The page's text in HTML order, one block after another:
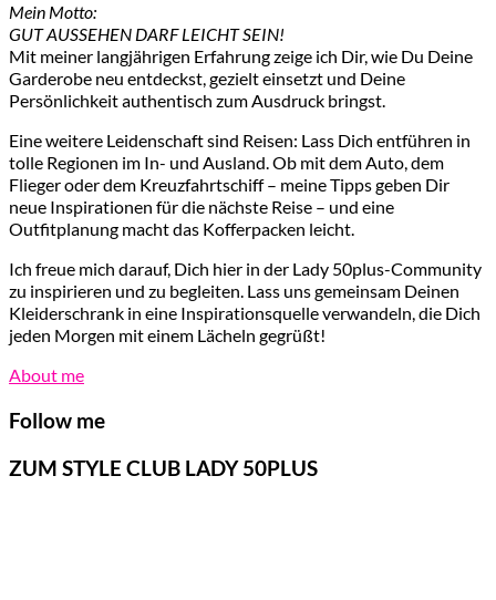
Mein Motto:
GUT AUSSEHEN DARF LEICHT SEIN!
Mit meiner langjährigen Erfahrung zeige ich Dir, wie Du Deine
Garderobe neu entdeckst, gezielt einsetzt und Deine
Persönlichkeit authentisch zum Ausdruck bringst.
Eine weitere Leidenschaft sind Reisen: Lass Dich entführen in
tolle Regionen im In- und Ausland. Ob mit dem Auto, dem
Flieger oder dem Kreuzfahrtschiff – meine Tipps geben Dir
neue Inspirationen für die nächste Reise – und eine
Outfitplanung macht das Kofferpacken leicht.
Ich freue mich darauf, Dich hier in der Lady 50plus-Community
zu inspirieren und zu begleiten. Lass uns gemeinsam Deinen
Kleiderschrank in eine Inspirationsquelle verwandeln, die Dich
jeden Morgen mit einem Lächeln gegrüßt!
About me
Follow me
ZUM STYLE CLUB LADY 50PLUS